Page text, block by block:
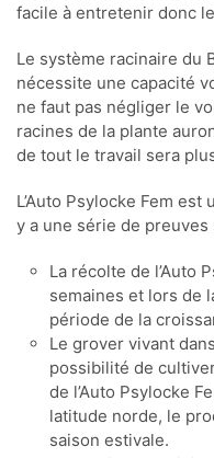
facile à entretenir donc
Le système racinaire du
nécessite une capacité
ne faut pas négliger le
racines de la plante
de tout le travail sera
L’Auto Psylocke Fem
y a une série de preuves
La récolte de l’Auto
semaines et lors de
période de la
Le grover vivant
possibilité de
de l’Auto Psylocke
latitude norde, le
saison estivale.